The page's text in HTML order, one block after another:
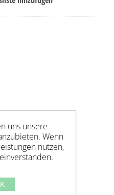
uns unsere
Wenn
nutzen,